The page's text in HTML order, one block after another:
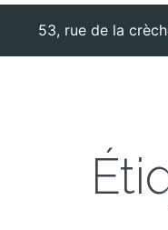
53, rue de la